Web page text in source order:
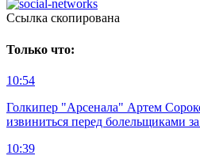
Ccылка скопирована
Только что:
10:54
Голкипер "Арсенала" Артем
извиниться перед болельщиками
10:39